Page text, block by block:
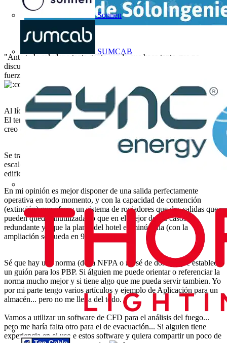
Sonnen
SUMCAB
"Ante todo saludar a tanta gente con la que hace tanto que no
discuto, jajajaj
fuerza como os recuerdo. vaya ésta por vosotros
Al lío.
El tema que me trae es un proyecto en el que ando liado y en el que
creo que un diseño prestacional es la mejor de las soluciones.
Se trata de un hotel al que tras la ampliación se le exige una segunda
escalera (B+3) pero que realmente sería mucho mejor dotar al
edificio de un sistema de rociadores.
En mi opinión es mejor disponer de una salida perfectamente
operativa en todo momento, y con la capacidad de contención
(extinción) que ofrece un sistema de rociadores que dos salidas que
pueden quedar inutilizadas o que en el mejor de los casos es
redundante ya que la planta del hotel es minúscula (con la
ampliación se queda en 9 habitaciones).
Sé que hay una norma (de la NFPA o no sé de dónde) que establece
un guión para los PBP. Si álguien me puede orientar o referenciar la
norma mucho mejor y si tiene algo que me pueda servir tambien. Yo
por mi parte tengo varios artículos y ejemplo de Aplicación para un
almacén... pero no me llena del todo.
Vamos a utilizar un software de CFD para el análisis del fuego...
pero me haría falta otro para el de evacuación... Si alguien tiene
experiencia en el uso e estos software y quiera compartir un poco de